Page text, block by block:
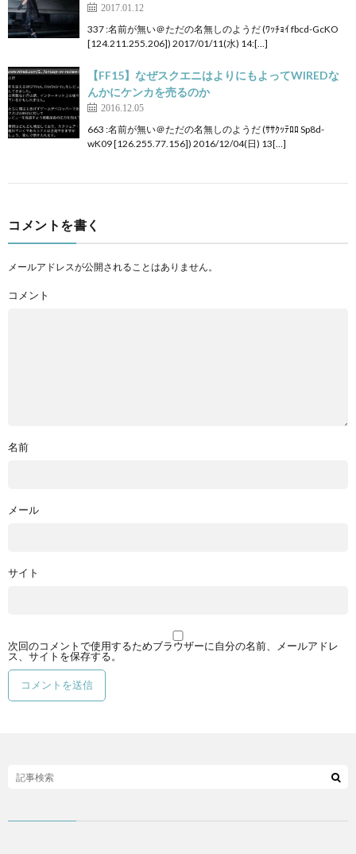
2017.01.12
337 :名前が無い＠ただの名無しのようだ (ﾜｯﾁｮｲ fbcd-GcKO
[124.211.255.206]) 2017/01/11(水) 14:[…]
【FF15】なぜスクエニはよりにもよってWIREDな
んかにケンカを売るのか
2016.12.05
663 :名前が無い＠ただの名無しのようだ (ｻｻｸｯﾃﾛﾛ Sp8d-
wK09 [126.255.77.156]) 2016/12/04(日) 13[…]
コメントを書く
メールアドレスが公開されることはありません。
コメント
名前
メール
サイト
次回のコメントで使用するためブラウザーに自分の名前、メールアドレ
ス、サイトを保存する。